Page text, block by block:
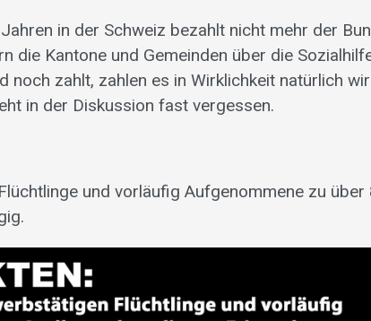
in der Schweiz bezahlt nicht mehr der
die Kantone und Gemeinden über die
noch zahlt, zahlen es in Wirklichkeit natürlich
in der Diskussion fast vergessen.
und vorläufig Aufgenommene zu über